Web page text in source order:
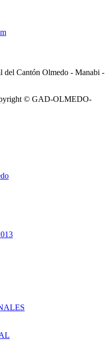
del Cantón Olmedo - Manabi -
© GAD-OLMEDO-